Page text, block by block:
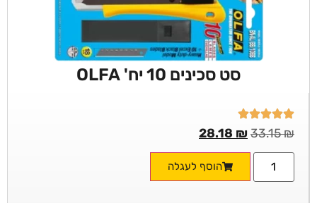
סט סכינים 10 יח' OLFA
33.15₪
28.18 ₪
הוסף לעגלה